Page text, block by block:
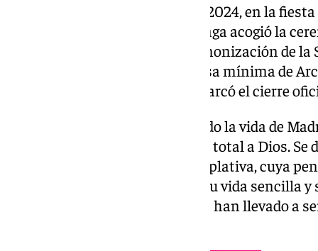
Este sábado 14 de diciembre de 2024, en la
Santuario de la Victoria en Málaga acogió la
diocesano de beatificación y canonización de
Socorro Astorga Liceras, religiosa mínima de
el Sr. Obispo, D. Jesús Catalá, marcó el cierre
La ceremonia comenzó evocando la vida de
su testimonio de fe y su entrega total a Dios.
mujer de profunda vida contemplativa, cuya
fueron sus principales armas. Su vida sencilla
los demás son los valores que la han llevado a